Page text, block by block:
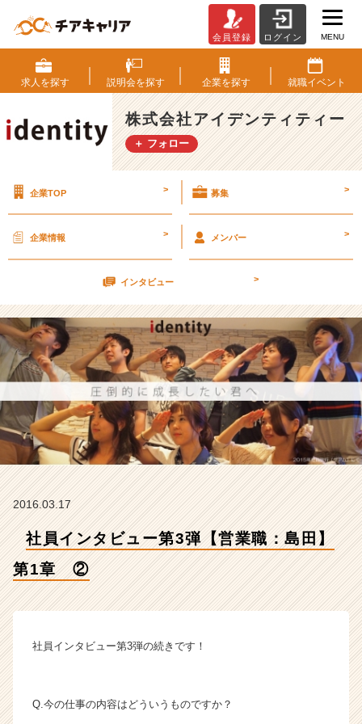
員
イ
ン
タ
ビ
ュ
弾
職：
島
第
1
章
②
【株
式
会
社
ア
イ
ィ
テ
ム
ン】
会員登録 ログイン MENU
求人を探す 説明会を探す 企業を探す 就職イベント
株式会社アイデンティティー
＋ フォロー
企業TOP > 募集 >
企業情報 > メンバー >
インタビュー >
2016.03.17
社員インタビュー第3弾【営業職：島田】
第1章 ②
社員インタビュー第3弾の続きです！
Q.今の仕事の内容はどういうものですか？